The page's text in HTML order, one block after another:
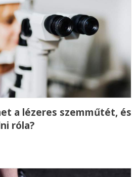
a lézeres szemműtét, és
róla?